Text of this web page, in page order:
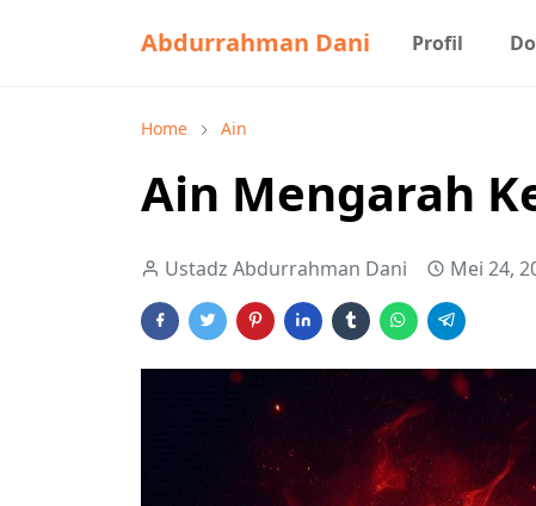
Abdurrahman Dani Profil
Home Ain
Ain Mengarah
Ustadz Abdurrahman Dani Mei 24,